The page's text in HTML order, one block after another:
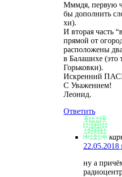
Мммдя, первую
бы дополнить
хи).
И вторая часть
прямой от
расположены
в Балашихе (это
Горьковки).
Искренний
С Уважением!
Леонид.
Ответить
22.05.2018
ну а